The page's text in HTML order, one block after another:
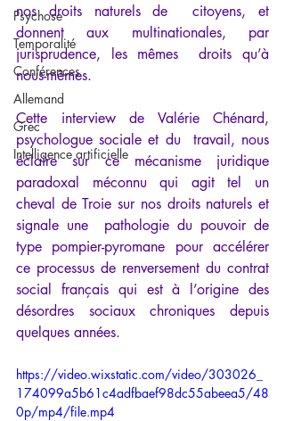
Psychose
Temporalité
Conférences
Allemand
Grec
Intelligence artificielle
nos droits naturels de  citoyens, et
donnent aux multinationales, par
jurisprudence, les mêmes  droits qu’à
nous-mêmes.
Cette interview de Valérie Chénard,
psychologue sociale et du  travail, nous
éclaire sur ce mécanisme juridique
paradoxal méconnu qui agit tel un
cheval de Troie sur nos droits naturels et
signale une  pathologie du pouvoir de
type pompier-pyromane pour accélérer
ce processus de renversement du contrat
social français qui est à l’origine des
désordres sociaux chroniques depuis
quelques années.
https://video.wixstatic.com/video/303026_
174099a5b61c4adfbaef98dc55abeea5/48
0p/mp4/file.mp4